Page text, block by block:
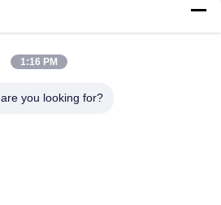
оборудование
плодоовощ
Вегетабле машина
1:16 PM
you looking for?